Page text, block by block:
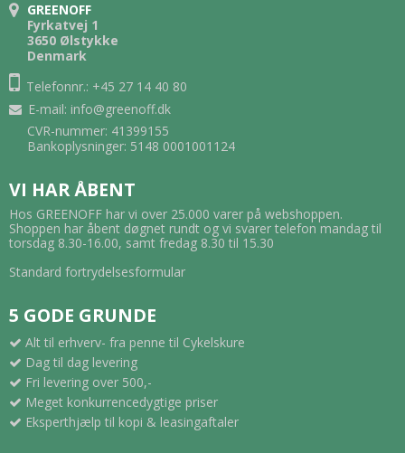
GREENOFF
Fyrkatvej 1
3650 Ølstykke
Denmark
Telefonnr.: +45 27 14 40 80
E-mail: info@greenoff.dk
CVR-nummer: 41399155
Bankoplysninger: 5148 0001001124
VI HAR ÅBENT
Hos GREENOFF har vi over 25.000 varer på webshoppen.
Shoppen har åbent døgnet rundt og vi svarer telefon mandag til
torsdag 8.30-16.00, samt fredag 8.30 til 15.30
Standard fortrydelsesformular
5 GODE GRUNDE
Alt til erhverv- fra penne til Cykelskure
Dag til dag levering
Fri levering over 500,-
Meget konkurrencedygtige priser
Eksperthjælp til kopi & leasingaftaler